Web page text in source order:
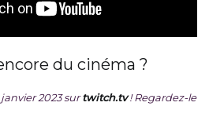
du cinéma ?
2023 surtwitch.tv ! Regardez-le